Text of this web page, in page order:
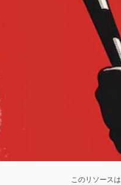
このリソースは